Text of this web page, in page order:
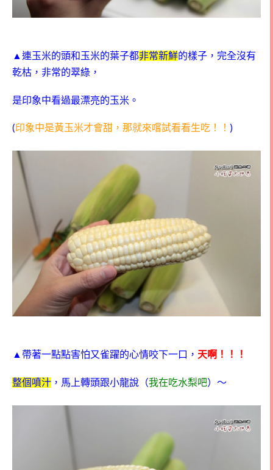
▲連玉米的頭和玉米的葉子都非常新鮮的樣子，完全沒有
乾枯，非常的翠綠，
是印象中看過最漂亮的玉米。
(印象中是黃玉米才會甜，那就來嚐試看看生吃！！ )
▲ 帶著一點點害怕又雀躍的心情咬下一口， 天啊！！！
整個噴汁 ，馬上轉頭跟小龍說（我在吃水梨吧）～